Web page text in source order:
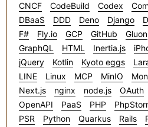
CNCF
CodeBuild Codex
DBaaS
DDD Deno Django
F#
Fly.io GCP GitHub Gluon
GraphQL
HTML Inertia.js
jQuery
Kotlin Kyoto eggs
LINE
Linux MCP MinIO
Next.js
nginx node.js OAuth
OpenAPI
PaaS PHP
PSR
Python Quarkus Rails